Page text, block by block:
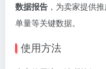
数据报告 ，为卖家提供
单量等关键数据。
使用方法